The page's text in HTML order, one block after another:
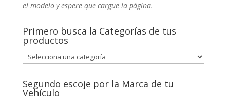
el modelo y espere que cargue la página.
Primero busca la Categorías de tus
productos
Segundo escoje por la Marca de tu
Vehículo